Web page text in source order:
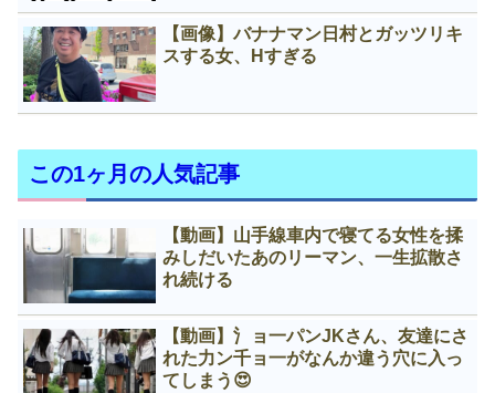
【画像】バナナマン日村とガッツリキ
スする女、Нすぎる
この1ヶ月の人気記事
【動画】山手線車内で寝てる女性を揉
みしだいたあのリーマン、一生拡散さ
れ続ける
【動画】氵ョ一パンJKさん、友達にさ
れた力ン千ョ一がなんか違う穴に入っ
てしまう😍